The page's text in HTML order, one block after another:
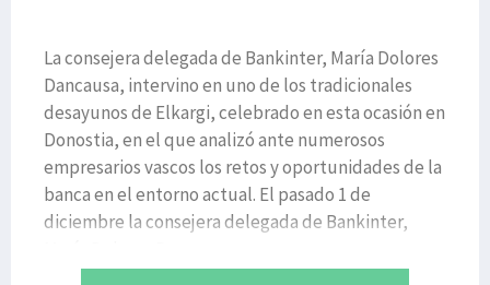
La consejera delegada de Bankinter, María Dolores
Dancausa, intervino en uno de los tradicionales
desayunos de Elkargi, celebrado en esta ocasión en
Donostia, en el que analizó ante numerosos
empresarios vascos los retos y oportunidades de la
banca en el entorno actual. El pasado 1 de
diciembre la consejera delegada de Bankinter,